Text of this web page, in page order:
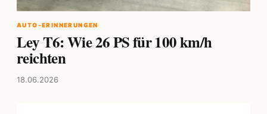
AUTO-ERINNERUNGEN
Ley T6: Wie 26 PS für 100 km/h
reichten
18.06.2026